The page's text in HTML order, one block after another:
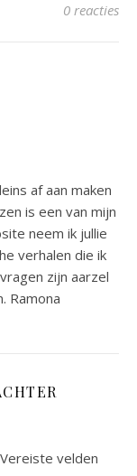
0 reacties
af aan maken
is een van mijn
neem ik jullie
verhalen die ik
zijn aarzel
Ramona
Vereiste velden